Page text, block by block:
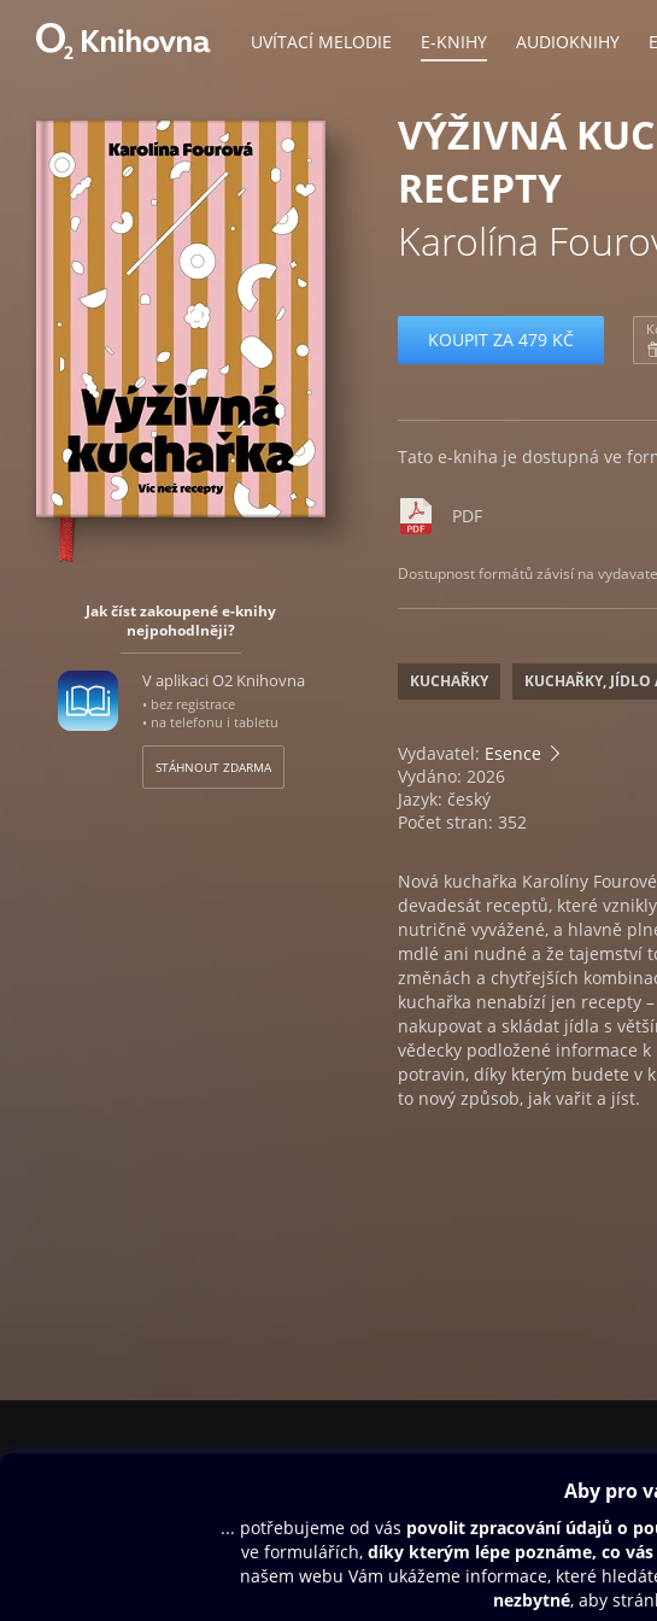
UVÍTACÍ MELODIE E-KNIHY AUDIOKNIHY
Jak číst zakoupené e-knihy
nejpohodlněji?
V aplikaci O2 Knihovna
• bez registrace
• na telefonu i tabletu
STÁHNOUT ZDARMA
VÝŽIVNÁ
RECEPTY
Karolína
KOUPIT ZA 479 KČ
Tato e-kniha je dostupná ve
PDF
Dostupnost formátů závisí na
KUCHAŘKY KUCHAŘKY, JÍDLO
Vydavatel: Esence
Vydáno: 2026
Jazyk: český
Počet stran: 352
Nová kuchařka Karolíny
devadesát receptů, které
nutričně vyvážené, a hlavně
mdlé ani nudné a že tajemství
změnách a chytřejších
kuchařka nenabízí jen recepty
nakupovat a skládat jídla s
vědecky podložené informace
potravin, díky kterým budete v
to nový způsob, jak vařit a jíst.
Aplikace a hry
SMS/MMS Info
Blog
Dárkový poukaz
Nápověda
Napište nám